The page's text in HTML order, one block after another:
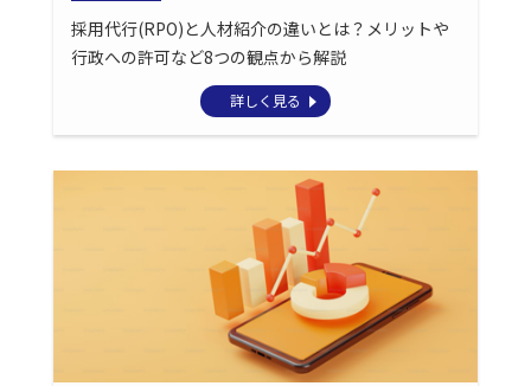
採用代行(RPO)と人材紹介の違いとは？メリットや
行政への許可など8つの観点から解説
詳しく見る